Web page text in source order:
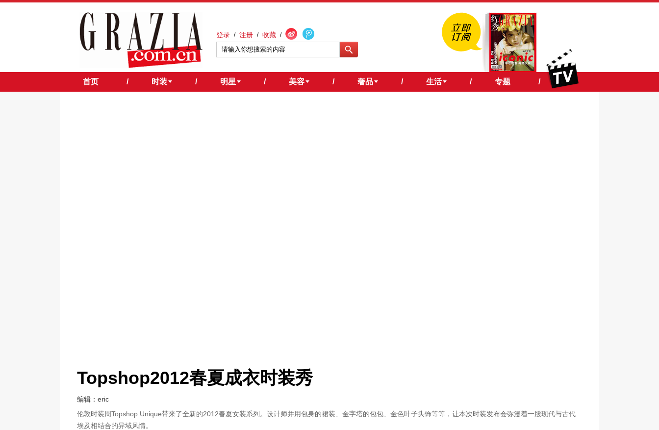
登录 / 注册 / 收藏 /
首页 / 时装 / 明星 / 美容 / 奢品 / 生活 / 专题 /
Topshop2012春夏成衣时装秀
编辑：eric
伦敦时装周Topshop Unique带来了全新的2012春夏女装系列。设计师并用包身的裙装、金字塔的包包、金色叶子头饰等等，让本次时装发布会弥漫着一股现代与古代
埃及相结合的异域风情。